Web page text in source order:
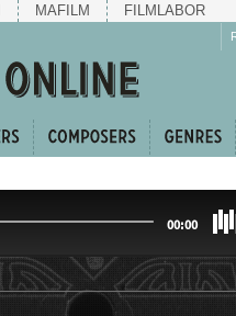
MAFILM FILMLABOR
00:00